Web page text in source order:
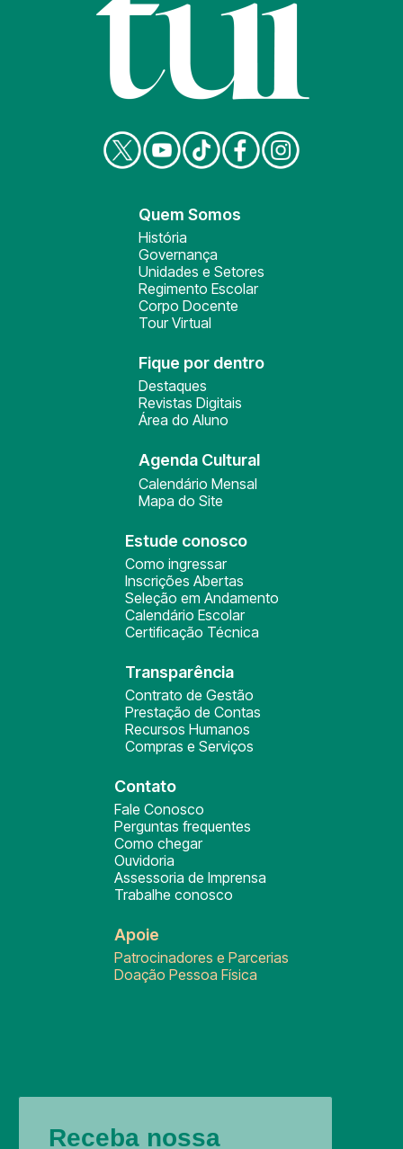
Quem Somos
História
Governança
Unidades e Setores
Regimento Escolar
Corpo Docente
Tour Virtual
Fique por dentro
Destaques
Revistas Digitais
Área do Aluno
Agenda Cultural
Calendário Mensal
Mapa do Site
Estude conosco
Como ingressar
Inscrições Abertas
Seleção em Andamento
Calendário Escolar
Certificação Técnica
Transparência
Contrato de Gestão
Prestação de Contas
Recursos Humanos
Compras e Serviços
Contato
Fale Conosco
Perguntas frequentes
Como chegar
Ouvidoria
Assessoria de Imprensa
Trabalhe conosco
Apoie
Patrocinadores e Parcerias
Doação Pessoa Física